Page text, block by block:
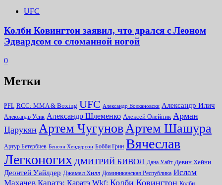
UFC
Колби Ковингтон заявил, что дрался с Леоном
Эдвардсом со сломанной ногой
0
Метки
PFL RCC: MMA & Boxing UFC Александр Волкановски Александр Илич
Александр Усик Александр Шлеменко Алексей Олейник Арман
Царукян Артем ЧугуновАртем Шашура
Артур Бетербиев Бенсон Хендерсон Бобби Грин Вячеслав
Легконогих ДМИТРИЙ БИВОЛ Дана Уайт Девин Хейни
Деонтей Уайлдер Джамал Хилл Доминиканская Республика Ислам
Махачев Каратэ: Каратэ Wkf: Колби Ковингтон